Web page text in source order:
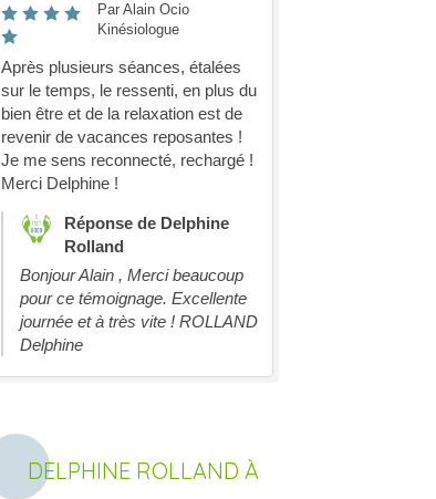
Par Alain Ocio
Kinésiologue
Après plusieurs séances, étalées
sur le temps, le ressenti, en plus du
bien être et de la relaxation est de
revenir de vacances reposantes !
Je me sens reconnecté, rechargé !
Merci Delphine !
Réponse de Delphine
Rolland
Bonjour Alain , Merci beaucoup
pour ce témoignage. Excellente
journée et à très vite ! ROLLAND
Delphine
DELPHINE ROLLAND À